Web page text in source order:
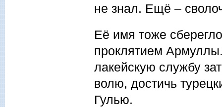
не знал. Ещё –
Её имя тоже
проклятием
лакейскую службу
волю, достичь
Гулью.